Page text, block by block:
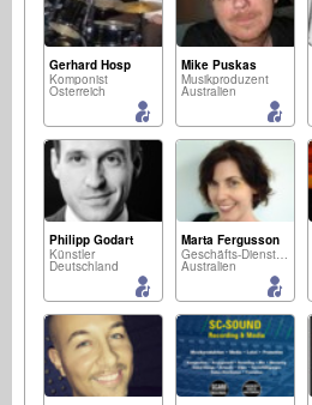
Gerhard Hosp
Komponist
Österreich
Mike Puskas
Musikproduzent
Australien
Philipp Godart
Künstler
Deutschland
Marta Fergusson
Geschäfts-Dienstleistungen
Australien